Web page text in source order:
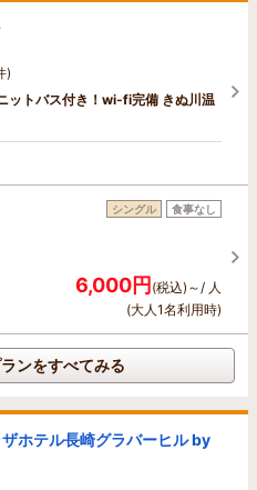
)
ットバス付き！wi-fi完備 きぬ川温
シングル 食事なし
6,000円(税込)～/ 人
(大人1名利用時)
ンをすべてみる
ホテル長崎グラバーヒル by